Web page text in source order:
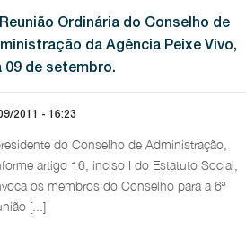
Ordinária do Conselho de
da Agência Peixe Vivo,
09 de setembro.
2011 - 16:23
do Conselho de Administração,
artigo 16, inciso I do Estatuto Social,
os membros do Conselho para a 6ª
[...]